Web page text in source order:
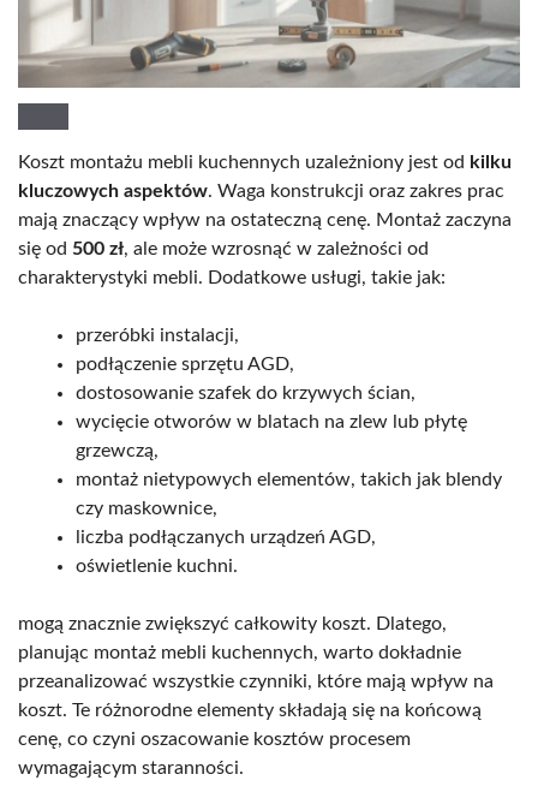
Koszt montażu mebli kuchennych uzależniony jest od kilku
kluczowych aspektów. Waga konstrukcji oraz zakres prac
mają znaczący wpływ na ostateczną cenę. Montaż zaczyna
się od 500 zł, ale może wzrosnąć w zależności od
charakterystyki mebli. Dodatkowe usługi, takie jak:
przeróbki instalacji,
podłączenie sprzętu AGD,
dostosowanie szafek do krzywych ścian,
wycięcie otworów w blatach na zlew lub płytę
grzewczą,
montaż nietypowych elementów, takich jak blendy
czy maskownice,
liczba podłączanych urządzeń AGD,
oświetlenie kuchni.
mogą znacznie zwiększyć całkowity koszt. Dlatego,
planując montaż mebli kuchennych, warto dokładnie
przeanalizować wszystkie czynniki, które mają wpływ na
koszt. Te różnorodne elementy składają się na końcową
cenę, co czyni oszacowanie kosztów procesem
wymagającym staranności.